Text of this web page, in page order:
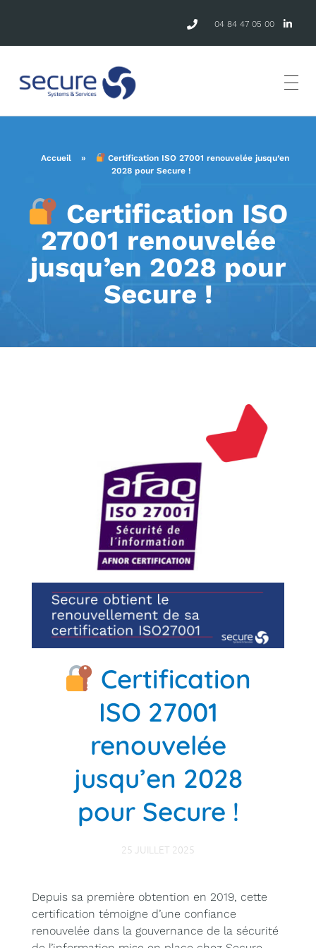
04 84 47 05 00
Accueil »
Certification ISO 27001 renouvelée jusqu’en
2028 pour Secure !
Certification ISO
27001 renouvelée
jusqu’en 2028 pour
Secure !
Certification
ISO 27001
renouvelée
jusqu’en 2028
pour Secure !
25 JUILLET 2025
Depuis sa première obtention en 2019, cette
certification témoigne d’une confiance
renouvelée dans la gouvernance de la sécurité